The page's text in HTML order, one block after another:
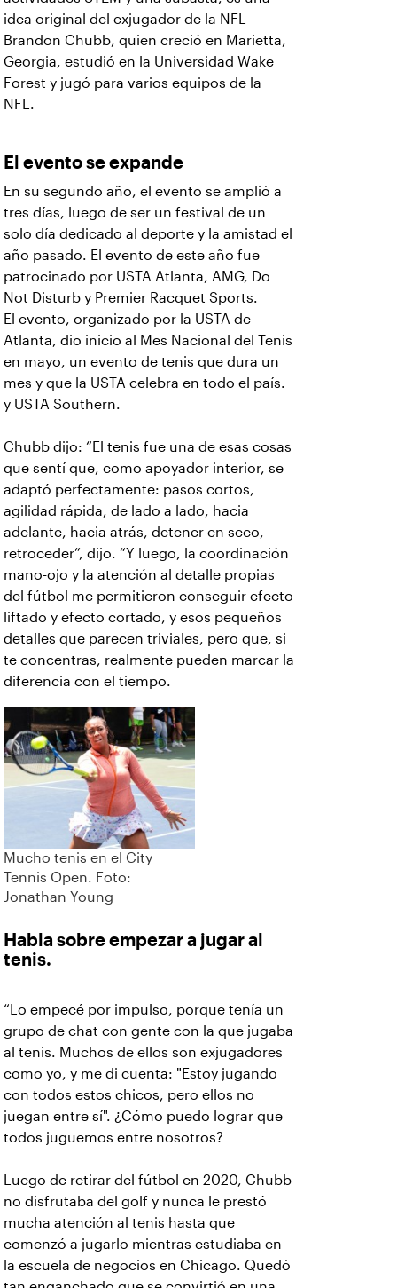
idea original del exjugador de la NFL
Brandon Chubb, quien creció en Marietta,
Georgia, estudió en la Universidad Wake
Forest y jugó para varios equipos de la
NFL.
El evento se expande
En su segundo año, el evento se amplió a
tres días, luego de ser un festival de un
solo día dedicado al deporte y la amistad el
año pasado. El evento de este año fue
patrocinado por USTA Atlanta, AMG, Do
Not Disturb y Premier Racquet Sports.
El evento, organizado por la USTA de
Atlanta, dio inicio al Mes Nacional del Tenis
en mayo, un evento de tenis que dura un
mes y que la USTA celebra en todo el país.
y USTA Southern.
Chubb dijo: “El tenis fue una de esas cosas
que sentí que, como apoyador interior, se
adaptó perfectamente: pasos cortos,
agilidad rápida, de lado a lado, hacia
adelante, hacia atrás, detener en seco,
retroceder”, dijo. “Y luego, la coordinación
mano-ojo y la atención al detalle propias
del fútbol me permitieron conseguir efecto
liftado y efecto cortado, y esos pequeños
detalles que parecen triviales, pero que, si
te concentras, realmente pueden marcar la
diferencia con el tiempo.
Mucho tenis en el City
Tennis Open. Foto:
Jonathan Young
Habla sobre empezar a jugar al
tenis.
“Lo empecé por impulso, porque tenía un
grupo de chat con gente con la que jugaba
al tenis. Muchos de ellos son exjugadores
como yo, y me di cuenta: "Estoy jugando
con todos estos chicos, pero ellos no
juegan entre sí". ¿Cómo puedo lograr que
todos juguemos entre nosotros?
Luego de retirar del fútbol en 2020, Chubb
no disfrutaba del golf y nunca le prestó
mucha atención al tenis hasta que
comenzó a jugarlo mientras estudiaba en
la escuela de negocios en Chicago. Quedó